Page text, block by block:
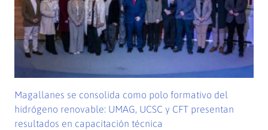
Magallanes se consolida como polo formativo del
hidrógeno renovable: UMAG, UCSC y CFT presentan
resultados en capacitación técnica